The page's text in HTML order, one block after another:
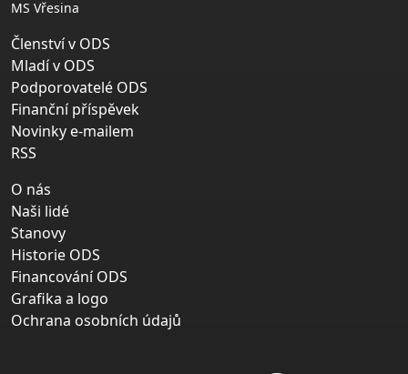
MS Vřesina
Členství v ODS
Mladí v ODS
Podporovatelé ODS
Finanční příspěvek
Novinky e-mailem
RSS
O nás
Naši lidé
Stanovy
Historie ODS
Financování ODS
Grafika a logo
Ochrana osobních údajů